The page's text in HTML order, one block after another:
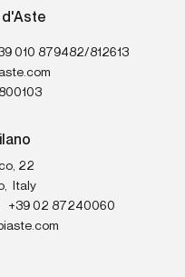
d'Aste
010 879482/812613
22
,
Italy
+39 02 87240060